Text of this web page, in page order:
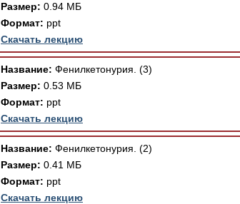
Размер: 0.94 МБ
Формат: ppt
Скачать лекцию
Название: Фенилкетонурия. (3)
Размер: 0.53 МБ
Формат: ppt
Скачать лекцию
Название: Фенилкетонурия. (2)
Размер: 0.41 МБ
Формат: ppt
Скачать лекцию